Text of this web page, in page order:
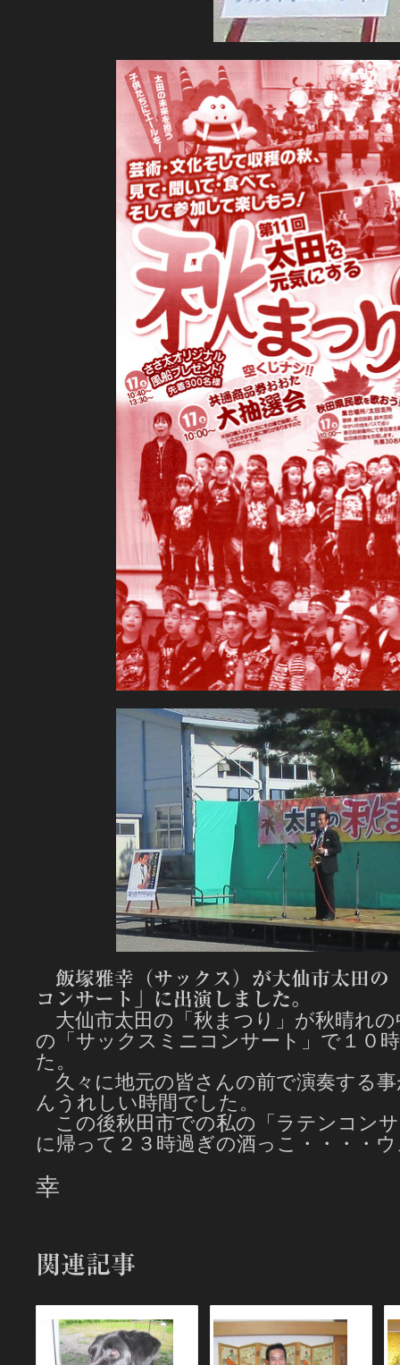
飯塚雅幸（サックス）が大仙市太田の
コンサート」に出演しました。
大仙市太田の「秋まつり」が秋晴れ
の「サックスミニコンサート」で１０
た。
久々に地元の皆さんの前で演奏する
んうれしい時間でした。
この後秋田市での私の「ラテンコン
に帰って２３時過ぎの酒っこ・・・・
幸
関連記事